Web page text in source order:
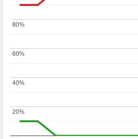
20%
20%
40%
40%
60%
60%
80%
80%